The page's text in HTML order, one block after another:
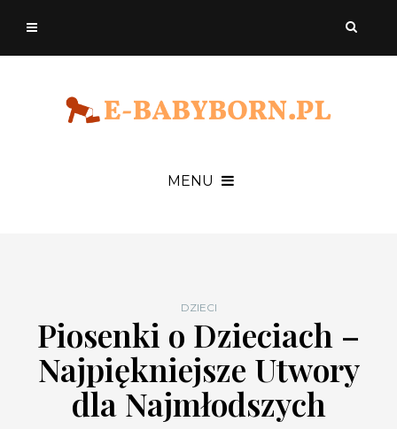
MENU
DZIECI
Piosenki o Dzieciach –
Najpiękniejsze Utwory
dla Najmłodszych